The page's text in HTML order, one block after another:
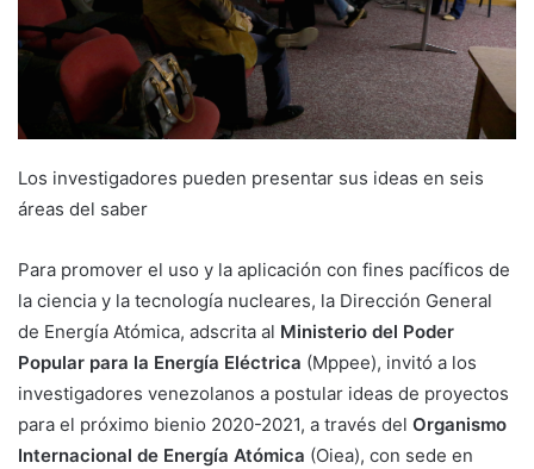
Los investigadores pueden presentar sus ideas en seis
áreas del saber
Para promover el uso y la aplicación con fines pacíficos de
la ciencia y la tecnología nucleares, la Dirección General
de Energía Atómica, adscrita al Ministerio del Poder
Popular para la Energía Eléctrica (Mppee), invitó a los
investigadores venezolanos a postular ideas de proyectos
para el próximo bienio 2020-2021, a través del Organismo
Internacional de Energía Atómica (Oiea), con sede en